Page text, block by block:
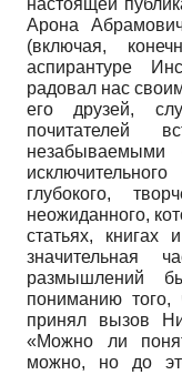
настоящей
Арона
(включая,
аспирантуре
радовал нас
его друзей,
почитателей
глубокого,
неожиданного,
статьях, книгах
значительная
размышлений
пониманию
принял вызов
«Можно ли
можно, но до